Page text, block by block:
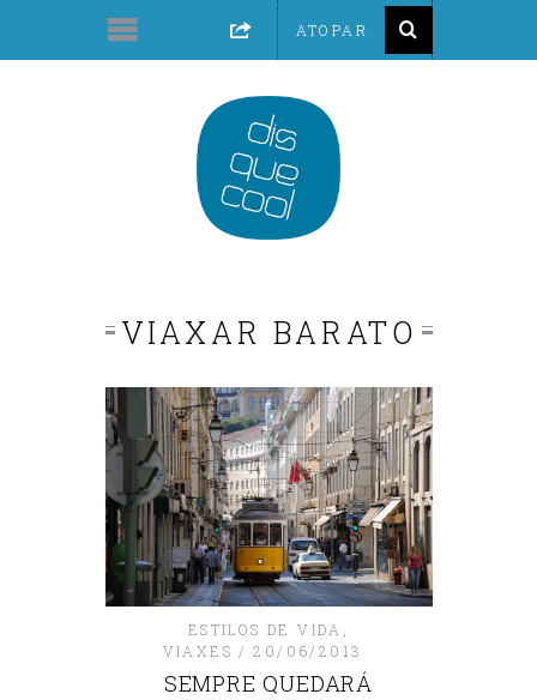
VIAXAR BARATO
ESTILOS DE VIDA
VIAXES
20/06/2013
SEMPRE QUEDARÁ